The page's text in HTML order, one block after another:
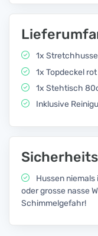
1x
1x Topdeckel rot
1x Stehtisch
Inklusive
Hussen
oder grosse nasse
Schimmelgefahr!